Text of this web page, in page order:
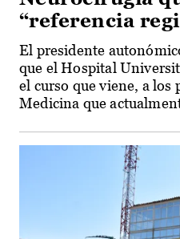
“referencia
El presidente
que el Hospital
el curso que viene, a los
Medicina que